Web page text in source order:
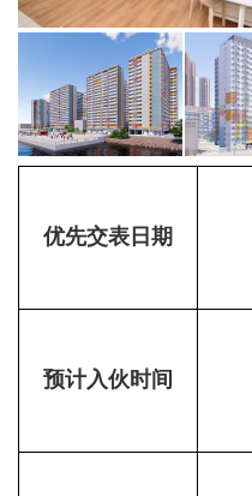
优先交表日期
预计入伙时间